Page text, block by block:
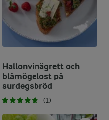
Hallonvinägrett och
blåmögelost på
surdegsbröd
(1)